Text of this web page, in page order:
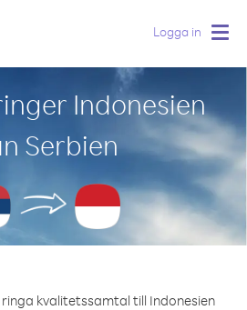
Logga in
Indonesien
Serbien
ringa kvalitetssamtal till Indonesien